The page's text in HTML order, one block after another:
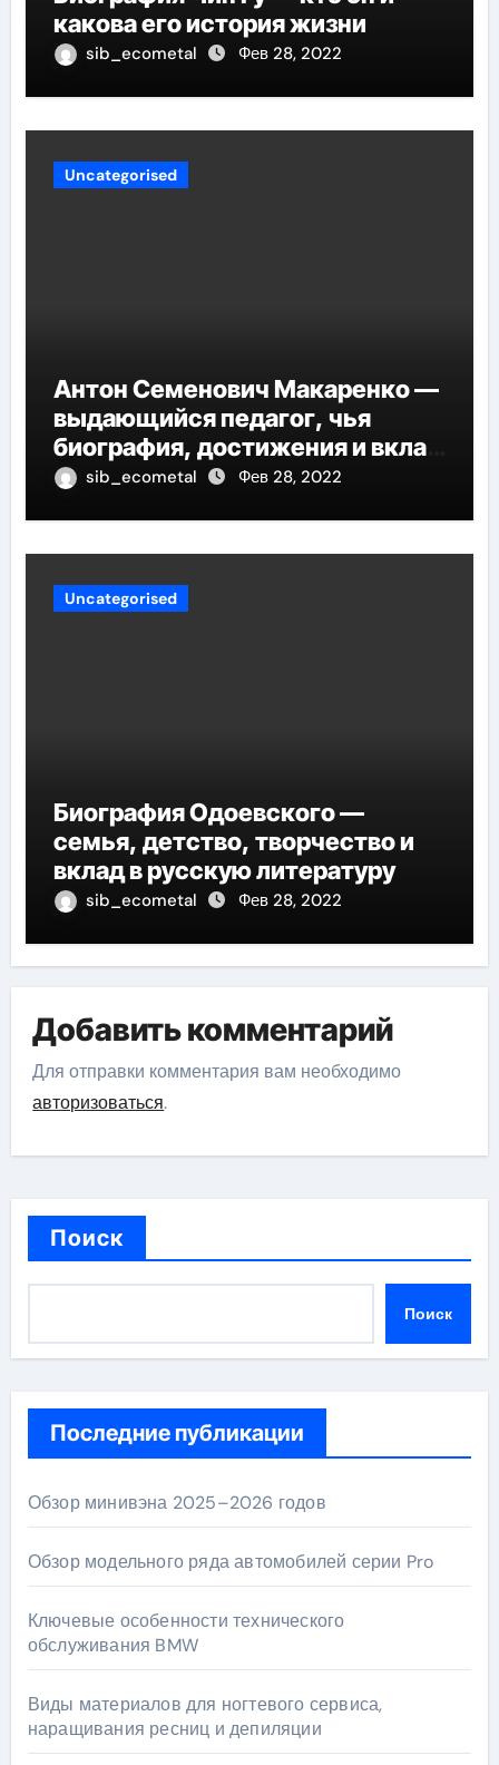
какова его история жизни
sib_ecometal Фев 28, 2022
Uncategorised
Антон Семенович Макаренко —
выдающийся педагог, чья
биография, достижения и вклад
в педагогику оказывают
sib_ecometal Фев 28, 2022
Uncategorised
Биография Одоевского —
семья, детство, творчество и
вклад в русскую литературу
sib_ecometal Фев 28, 2022
Добавить комментарий
Для отправки комментария вам необходимо
авторизоваться.
Поиск
Поиск
Последние публикации
Обзор минивэна 2025–2026 годов
Обзор модельного ряда автомобилей серии Pro
Ключевые особенности технического
обслуживания BMW
Виды материалов для ногтевого сервиса,
наращивания ресниц и депиляции